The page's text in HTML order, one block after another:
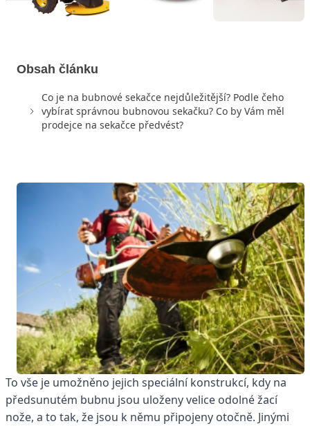
Obsah článku
Co je na bubnové sekačce nejdůležitější? Podle čeho
vybírat správnou bubnovou sekačku? Co by Vám měl
prodejce na sekačce předvést?
To vše je umožněno jejich speciální konstrukcí, kdy na
předsunutém bubnu jsou uloženy velice odolné žací
nože, a to tak, že jsou k němu připojeny otočně. Jinými